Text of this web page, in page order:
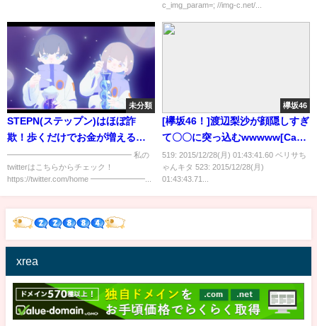
c_img_param=; //img-c.net/...
未分類
STEPN(ステップン)はほぼ詐
欺！歩くだけでお金が増えるの
か？【仮想通貨】【NFT】
━━━━━━━━━━━━━━━━ 私の
twitterはこちらからチェック！
https://twitter.com/home ━━━━━━━...
欅坂46
[欅坂46！]渡辺梨沙が顔隠しすぎ
て〇〇に突っ込むwwwww[Can't
you write Keyaki? ]12/28 #13
519: 2015/12/28(月) 01:43:41.60 ベリサち
ゃんキタ 523: 2015/12/28(月)
01:43:43.71...
xrea